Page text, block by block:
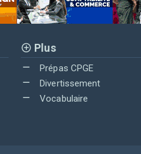
Plus
Prépas CPGE
Divertissement
Vocabulaire